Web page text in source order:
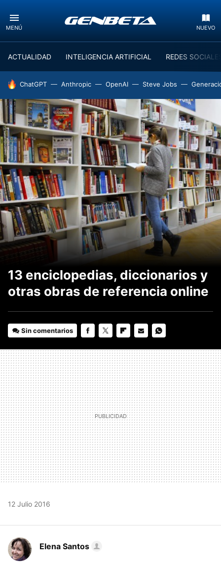
MENÚ NUEVO
ACTUALIDAD INTELIGENCIA ARTIFICIAL REDES
HOY SE HABLA DE
ChatGPT Anthropic OpenAI Steve Jobs
13 enciclopedias, diccionarios y
otras obras de referencia online
Sin comentarios
MAIL
12 Julio 2016
Elena Santos